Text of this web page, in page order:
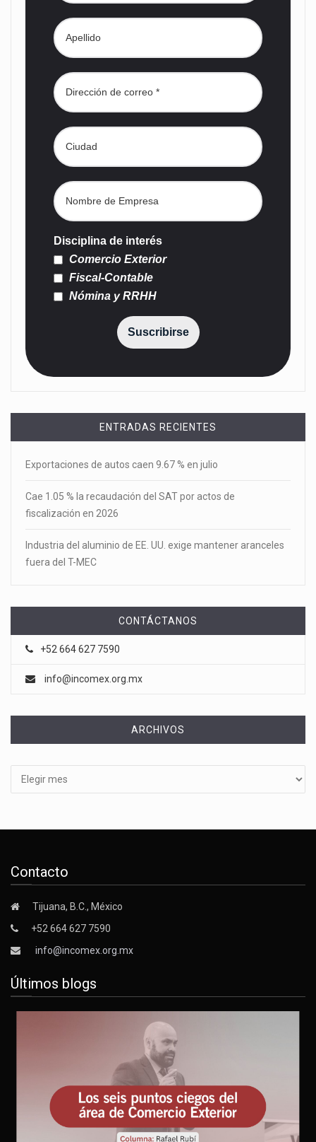
Disciplina de interés
Comercio Exterior
Fiscal-Contable
Nómina y RRHH
Suscribirse
ENTRADAS RECIENTES
Exportaciones de autos caen 9.67 % en julio
Cae 1.05 % la recaudación del SAT por actos de
fiscalización en 2026
Industria del aluminio de EE. UU. exige mantener aranceles
fuera del T-MEC
CONTÁCTANOS
+52 664 627 7590
info@incomex.org.mx
ARCHIVOS
Contacto
Tijuana, B.C., México
+52 664 627 7590
info@incomex.org.mx
Últimos blogs